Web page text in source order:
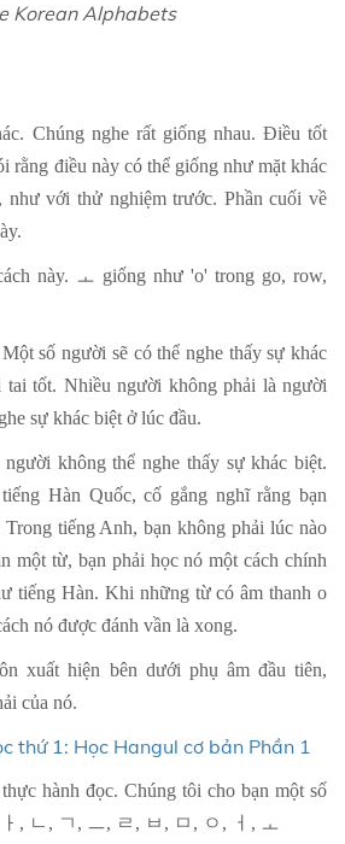
Korean Alphabets
Chúng nghe rất giống nhau. Điều tốt
rằng điều này có thể giống như mặt khác
như với thử nghiệm trước. Phần cuối về
này. ㅗ giống như 'o' trong go, row,
số người sẽ có thể nghe thấy sự khác
tai tốt. Nhiều người không phải là người
sự khác biệt ở lúc đầu.
không thể nghe thấy sự khác biệt.
Hàn Quốc, cố gắng nghĩ rằng bạn
Trong tiếng Anh, bạn không phải lúc nào
một từ, bạn phải học nó một cách chính
tiếng Hàn. Khi những từ có âm thanh o
nó được đánh vần là xong.
xuất hiện bên dưới phụ âm đầu tiên,
của nó.
thứ 1: Học Hangul cơ bản Phần 1
hành đọc. Chúng tôi cho bạn một số
ㅏ , ㄴ , ㄱ , ㅡ, ㄹ , ㅂ , ㅁ , ㅇ , ㅓ , ㅗ